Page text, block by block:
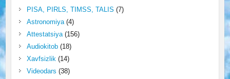
PISA, PIRLS, TIMSS, TALIS (7)
Astronomiya(4)
Attestatsiya(156)
Audiokitob(18)
Xavfsizlik(14)
Videodars (38)